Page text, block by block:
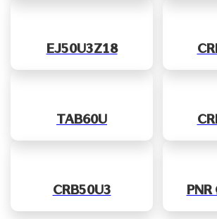
EJ50U3Z18
TAB60U
CRB50U3